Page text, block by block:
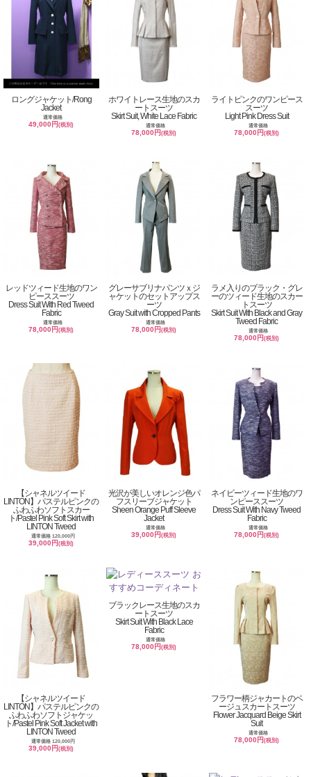
ロングジャケット/Rong
Jacket
通常価格
49,000円(税別)
ホワイトレース生地のスカ
ートスーツ
Skirt Suit, White Lace Fabric
通常価格
78,000円(税別)
ライトピンクのワンピース
スーツ
Light Pink Dress Suit
通常価格
78,000円(税別)
レッドツィード生地のワン
ピーススーツ
Dress Suit With Red Tweed
Fabric
通常価格
78,000円(税別)
グレーサブリナパンツｘジ
ャケットのセットアップス
ーツ
Gray Suit with Cropped Pants
通常価格
78,000円(税別)
ラメ入りのブラック・グレ
ーのツィード生地のスカー
トスーツ
Skirt Suit With Black and Gray
Tweed Fabric
通常価格
78,000円(税別)
【シャネルツイード
LINTON】パステルピンクの
ふわふわソフトスカー
ト/Pastel Pink Soft Skirt with
LINTON Tweed
通常価格 120,000円
39,000円(税別)
光沢が美しいオレンジ色パ
フスリーブジャケット
Sheen Orange Puff Sleeve
Jacket
通常価格
39,000円(税別)
ネイビーツィード生地のワ
ンピーススーツ
Dress Suit With Navy Tweed
Fabric
通常価格
78,000円(税別)
【シャネルツイード
LINTON】パステルピンクの
ふわふわソフトジャケッ
ト/Pastel Pink Soft Jacket with
LINTON Tweed
通常価格 120,000円
39,000円(税別)
ブラックレース生地のスカ
ートスーツ
Skirt Suit With Black Lace
Fabric
通常価格
78,000円(税別)
フラワー柄ジャカートのベ
ージュスカートスーツ
Flower Jacquard Beige Skirt
Suit
通常価格
78,000円(税別)